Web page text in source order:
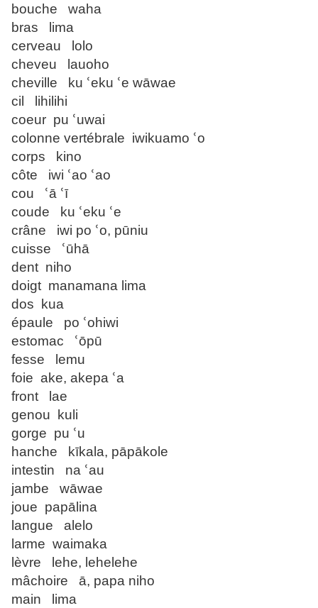
bouche waha
bras lima
cerveau lolo
cheveu lauoho
cheville ku ՙeku ՙe wāwae
cil lihilihi
coeur pu ՙuwai
colonne vertébrale iwikuamo ՙo
corps kino
côte iwi ՙao ՙao
cou ՙā ՙī
coude ku ՙeku ՙe
crâne iwi po ՙo, pūniu
cuisse ՙūhā
dent niho
doigt manamana lima
dos kua
épaule po ՙohiwi
estomac ՙōpū
fesse lemu
foie ake, akepa ՙa
front lae
genou kuli
gorge pu ՙu
hanche kīkala, pāpākole
intestin na ՙau
jambe wāwae
joue papālina
langue alelo
larme waimaka
lèvre lehe, lehelehe
mâchoire ā, papa niho
main lima